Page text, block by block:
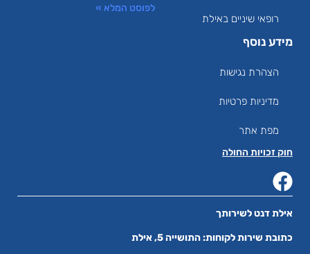
רופאי שיניים באילת
לפוסט המלא »
מידע נוסף
הצהרת נגישות
מדיניות פרטיות
מפת אתר
חוק זכויות החולה
אילת דנט לשירותך
כתובת שירות לקוחות: התושייה 5, אילת